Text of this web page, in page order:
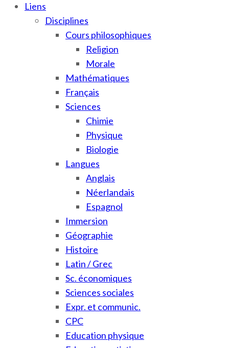
Liens
Disciplines
Cours philosophiques
Religion
Morale
Mathématiques
Français
Sciences
Chimie
Physique
Biologie
Langues
Anglais
Néerlandais
Espagnol
Immersion
Géographie
Histoire
Latin / Grec
Sc. économiques
Sciences sociales
Expr. et communic.
CPC
Education physique